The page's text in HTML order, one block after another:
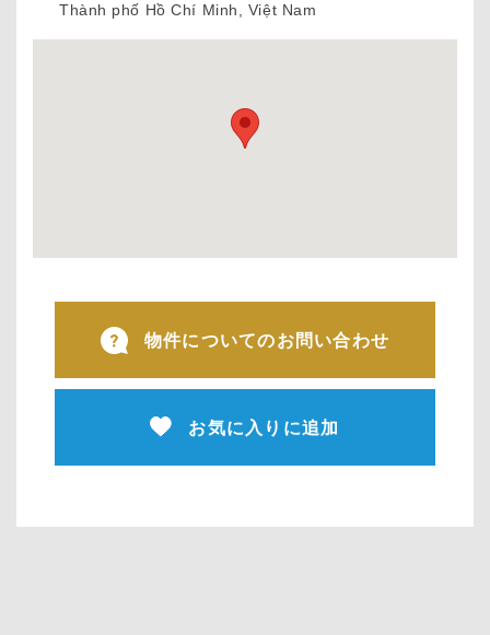
Thành phố Hồ Chí Minh, Việt Nam
物件についてのお問い合わせ
お気に入りに追加